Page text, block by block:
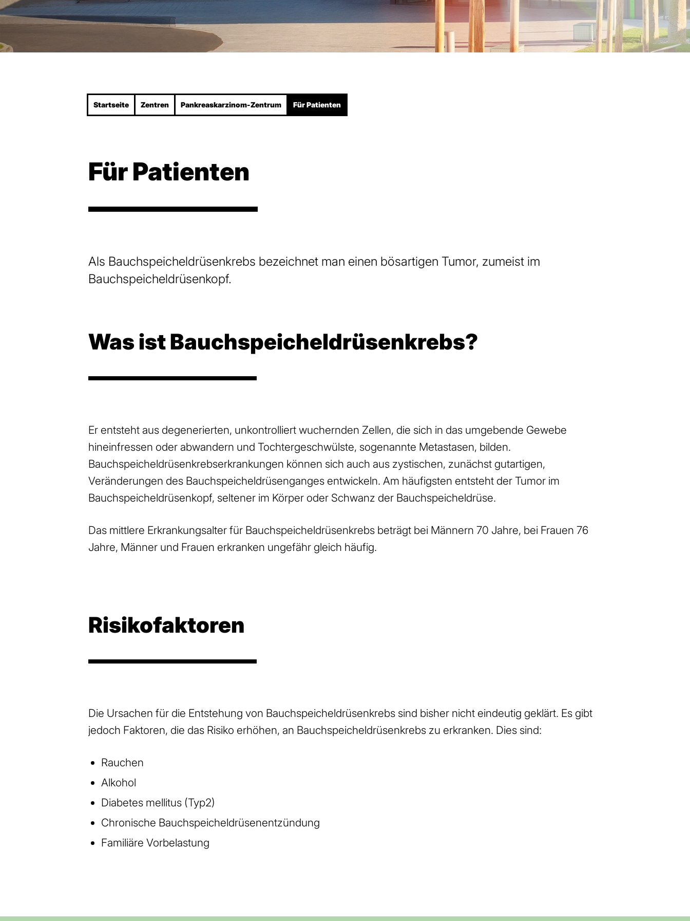
Startseite Zentren Pankreas­karzinom-Zentrum Für Patienten
Für Patienten
Als Bauchspeicheldrüsenkrebs bezeichnet man einen bösartigen Tumor, zumeist im
Bauchspeicheldrüsenkopf.
Was ist Bauch­speicheldrüsen­krebs?
Er entsteht aus degenerierten, unkontrolliert wuchernden Zellen, die sich in das umgebende Gewebe
hineinfressen oder abwandern und Tochtergeschwülste, sogenannte Metastasen, bilden.
Bauchspeicheldrüsenkrebserkrankungen können sich auch aus zystischen, zunächst gutartigen,
Veränderungen des Bauchspeicheldrüsenganges entwickeln. Am häufigsten entsteht der Tumor im
Bauchspeicheldrüsenkopf, seltener im Körper oder Schwanz der Bauchspeicheldrüse.
Das mittlere Erkrankungsalter für Bauchspeicheldrüsenkrebs beträgt bei Männern 70 Jahre, bei Frauen 76
Jahre, Männer und Frauen erkranken ungefähr gleich häufig.
Risikofaktoren
Die Ursachen für die Entstehung von Bauchspeicheldrüsenkrebs sind bisher nicht eindeutig geklärt. Es gibt
jedoch Faktoren, die das Risiko erhöhen, an Bauchspeicheldrüsenkrebs zu erkranken. Dies sind:
Rauchen
Alkohol
Diabetes mellitus (Typ2)
Chronische Bauchspeicheldrüsenentzündung
Familiäre Vorbelastung